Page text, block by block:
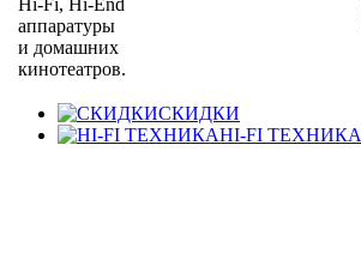
аппаратуры
и домашних
кинотеатров.
СКИДКИ
HI-FI ТЕХНИКА